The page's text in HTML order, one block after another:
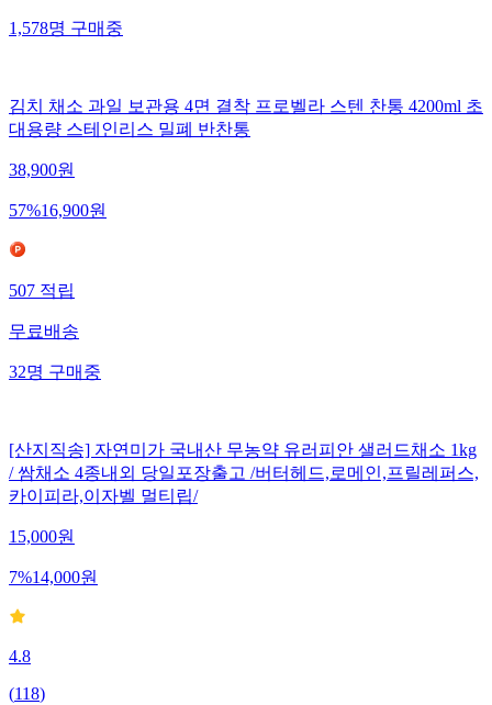
1,578명 구매중
김치 채소 과일 보관용 4면 결착 프로벨라 스텐 찬통 4200ml 초
대용량 스테인리스 밀폐 반찬통
38,900원
57%16,900원
507 적립
무료배송
32명 구매중
[산지직송] 자연미가 국내산 무농약 유러피안 샐러드채소 1kg
/ 쌈채소 4종내외 당일포장출고 /버터헤드,로메인,프릴레퍼스,
카이피라,이자벨 멀티립/
15,000원
7%14,000원
4.8
(118)